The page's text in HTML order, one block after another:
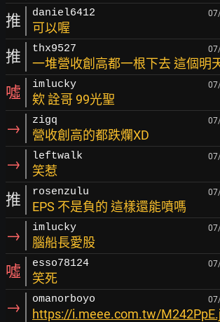
推 daniel6412
可以喔
推 thx9527
一堆營收創高都一根下去 這個明
噓 imlucky
欸 詮哥 99光聖
→ zigq
營收創高的都跌爛XD
→ leftwalk
笑惹
推 rosenzulu
EPS 不是負的 這樣還能噴嗎
→ imlucky
腦船長愛股
噓 esso78124
笑死
→ omanorboyo
https://i.meee.com.tw/